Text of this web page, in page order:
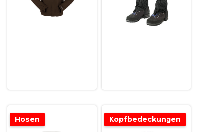
Hosen Kopfbedeckungen